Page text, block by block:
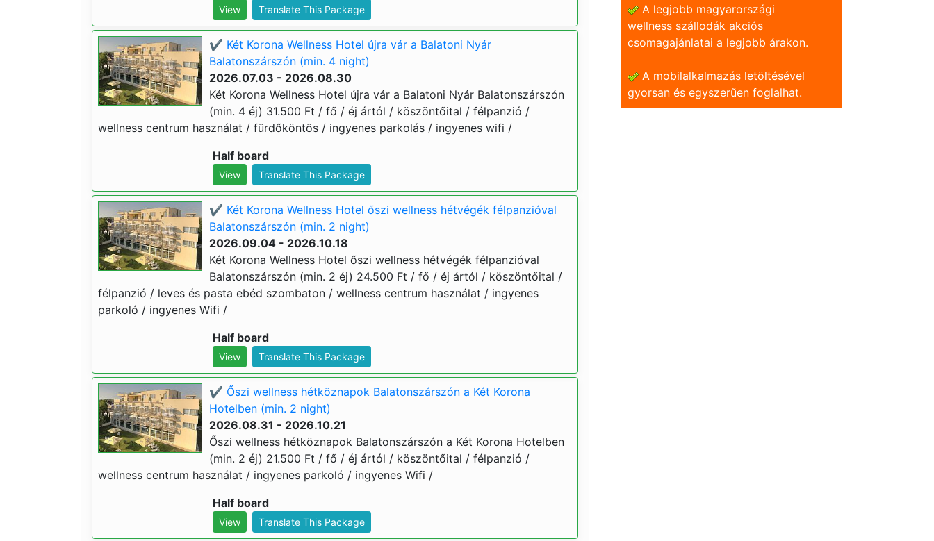
View Translate This Package
✔️ Két Korona Wellness Hotel újra vár a Balatoni Nyár
Balatonszárszón (min. 4 night)
2026.07.03 - 2026.08.30
Két Korona Wellness Hotel újra vár a Balatoni Nyár Balatonszárszón
(min. 4 éj) 31.500 Ft / fő / éj ártól / köszöntőital / félpanzió /
wellness centrum használat / fürdőköntös / ingyenes parkolás / ingyenes wifi /
Half board
View Translate This Package
✔️ Két Korona Wellness Hotel őszi wellness hétvégék félpanzióval
Balatonszárszón (min. 2 night)
2026.09.04 - 2026.10.18
Két Korona Wellness Hotel őszi wellness hétvégék félpanzióval
Balatonszárszón (min. 2 éj) 24.500 Ft / fő / éj ártól / köszöntőital /
félpanzió / leves és pasta ebéd szombaton / wellness centrum használat / ingyenes
parkoló / ingyenes Wifi /
Half board
View Translate This Package
✔️ Őszi wellness hétköznapok Balatonszárszón a Két Korona
Hotelben (min. 2 night)
2026.08.31 - 2026.10.21
Őszi wellness hétköznapok Balatonszárszón a Két Korona Hotelben
(min. 2 éj) 21.500 Ft / fő / éj ártól / köszöntőital / félpanzió /
wellness centrum használat / ingyenes parkoló / ingyenes Wifi /
Half board
View Translate This Package
A legjobb magyarországi
wellness szállodák akciós
csomagajánlatai a legjobb árakon.
A mobilalkalmazás letöltésével
gyorsan és egyszerũen foglalhat.